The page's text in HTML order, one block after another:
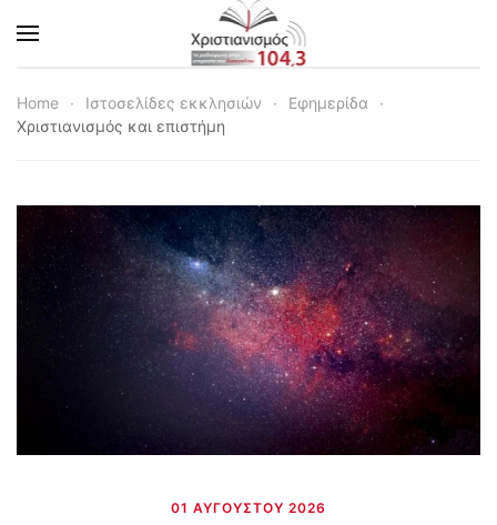
Skip to main content
Home Ιστοσελίδες εκκλησιών
Εφημερίδα
Χριστιανισμός και επιστήμη
01 ΑΥΓΟΎΣΤΟΥ 2026